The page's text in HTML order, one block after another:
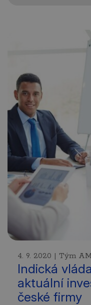
4. 9. 2020 | Tým
Indická
aktuální
české firmy